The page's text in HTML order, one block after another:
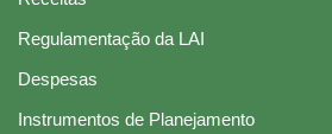
Regulamentação da LAI
Despesas
Instrumentos de Planejamento